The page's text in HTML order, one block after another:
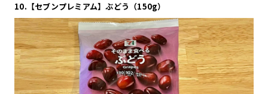
10.【セブンプレミアム】ぶどう（150g）